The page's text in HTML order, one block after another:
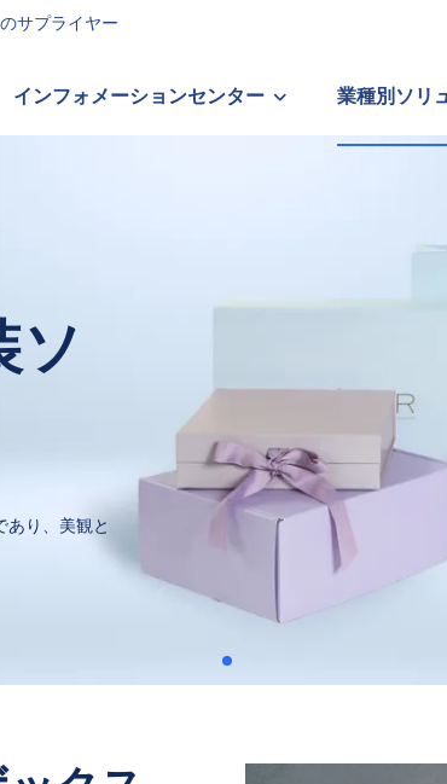
サプライヤー
インフォメーションセンター 業種別ソリ
ソ
り、美観と